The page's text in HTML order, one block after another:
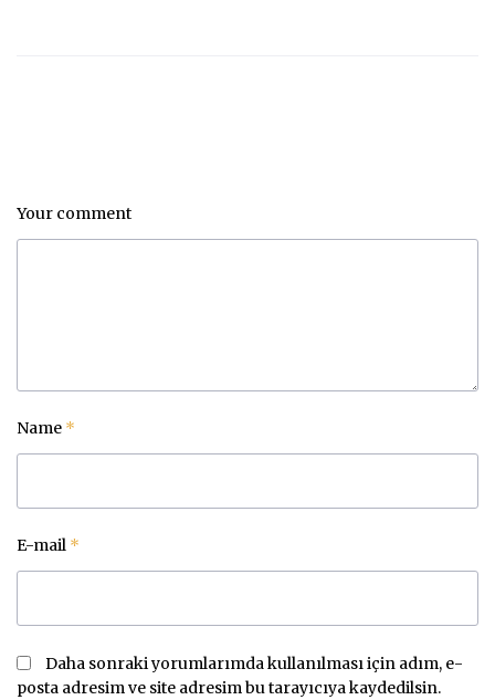
Your comment
Name *
E-mail *
Daha sonraki yorumlarımda kullanılması için adım, e-
posta adresim ve site adresim bu tarayıcıya kaydedilsin.